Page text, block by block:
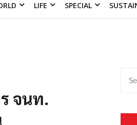
LIFE SPECIAL
จนท.